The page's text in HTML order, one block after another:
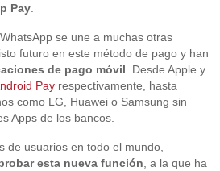
Pay.
se une a muchas otras
futuro en este método de pago y han
de pago móvil . Desde Apple y
Payrespectivamente, hasta
como LG, Huawei o Samsung sin
Apps de los bancos.
de usuarios en todo el mundo,
esta nueva función , a la que ha